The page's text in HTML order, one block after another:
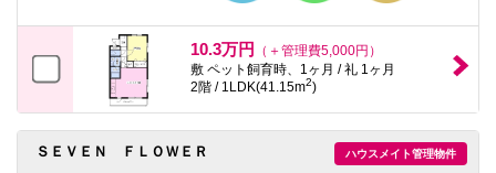
10.3万円
（＋管理費5,000円）
敷 ペット飼育時、1ヶ月 / 礼 1ヶ月
2階 / 1LDK(41.15m2)
ハウスメイト管理物件
ＳＥＶＥＮ ＦＬＯＷＥＲ